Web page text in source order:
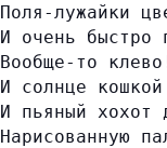
Поля-лужайки
И очень быстро
Вообще-то
И солнце
И пьяный хохот
Нарисованную